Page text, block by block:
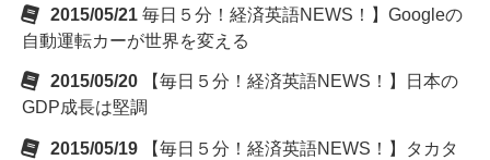
2015/05/21 毎日５分！経済英語NEWS！】Googleの
自動運転カーが世界を変える
2015/05/20
【毎日５分！経済英語NEWS！】日本の
GDP成長は堅調
2015/05/19
【毎日５分！経済英語NEWS！】タカタ